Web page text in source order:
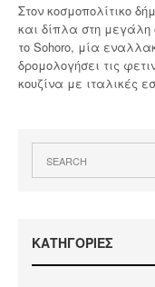
Στον κοσμοπολίτικο
και δίπλα στη μεγάλη
το Sohoro, μία
δρομολογήσει τις
κουζίνα με ιταλικές
KΑΤΗΓΟΡΙΕΣ